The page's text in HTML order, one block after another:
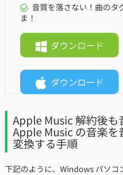
音質を落さない！曲のタ
ま！
ダウンロード
ダウンロード
Apple Music 解約後も
Apple Music の音楽を
変換する手順
下記のように、Windows パソコ